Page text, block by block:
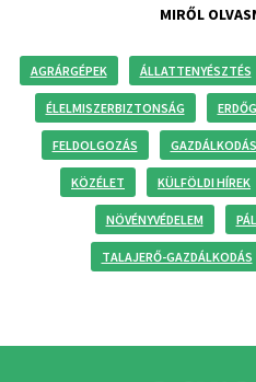
MIRŐL
AGRÁRGÉPEK ÁLLATTENYÉSZTÉS
ÉLELMISZERBIZTONSÁG
FELDOLGOZÁS GAZDÁLKODÁS
KÖZÉLET KÜLFÖLDI HÍREK
NÖVÉNYVÉDELEM
TALAJERŐ-GAZDÁLKODÁS